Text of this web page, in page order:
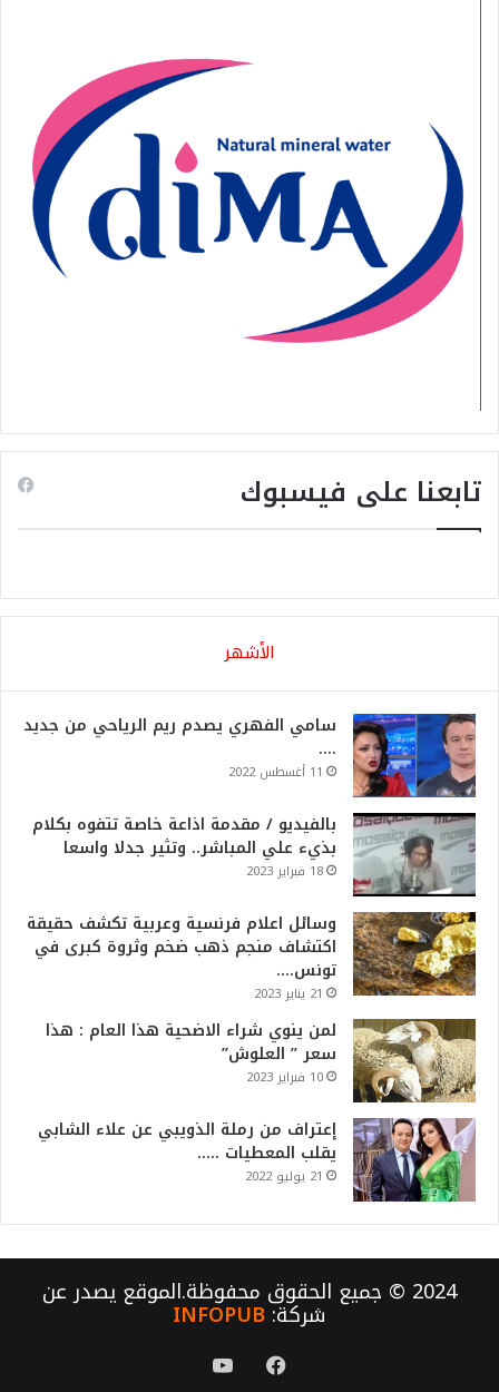
تابعنا على فيسبوك
الأشهر
سامي الفهري يصدم ريم الرياحي من جديد
….
11 أغسطس 2022
بالفيديو / مقدمة اذاعة خاصة تتفوه بكلام
بذيء علي المباشر.. وتثير جدلا واسعا
18 فبراير 2023
وسائل اعلام فرنسية وعربية تكشف حقيقة
اكتشاف منجم ذهب ضخم وثروة كبرى في
تونس….
21 يناير 2023
لمن ينوي شراء الاضحية هذا العام : هذا
سعر ” العلوش”
10 فبراير 2023
إعتراف من رملة الذويبي عن علاء الشابي
يقلب المعطيات …..
21 يوليو 2022
2024 © جميع الحقوق محفوظة.الموقع يصدر عن
شركة:INFOPUB
فيسبوكيوتيوب